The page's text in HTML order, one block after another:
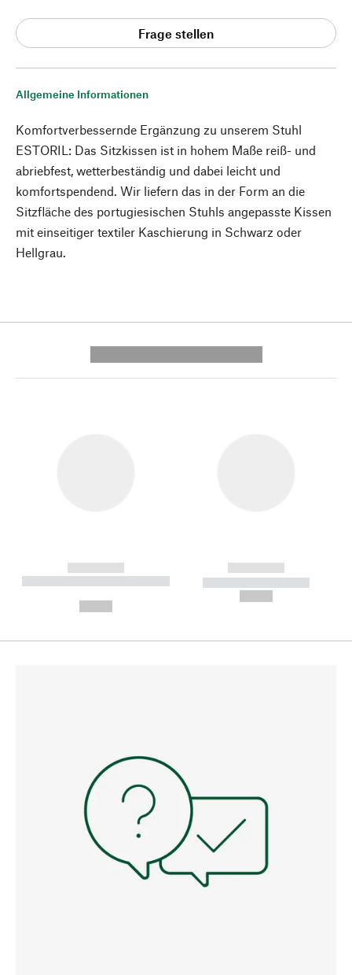
Allgemeine Informationen
Komfortverbessernde Ergänzung zu unserem Stuhl
ESTORIL: Das Sitzkissen ist in hohem Maße reiß- und
abriebfest, wetterbeständig und dabei leicht und
komfortspendend. Wir liefern das in der Form an die
Sitzfläche des portugiesischen Stuhls angepasste Kissen
mit einseitiger textiler Kaschierung in Schwarz oder
Hellgrau.
Frage stellen
------------
----------- ----------- --------
------------
----------- -----------